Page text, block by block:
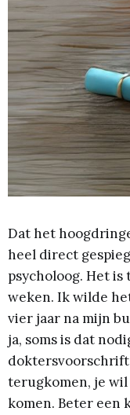
Dat het
heel direct
psycholoog. Het
weken. Ik wilde
vier jaar na mijn
ja, soms is dat
terugkomen, je
komen. Beter een